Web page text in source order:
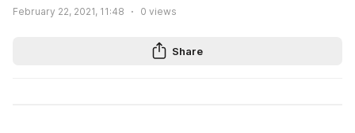
February 22, 2021, 11:48 0 views
Share